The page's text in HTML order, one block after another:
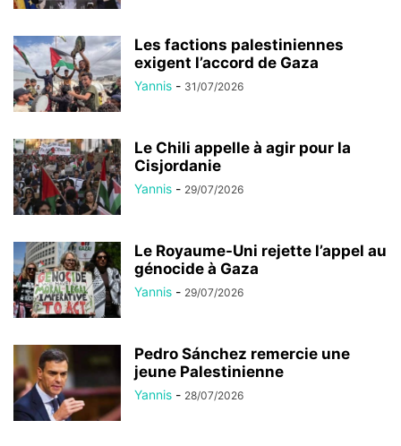
Les factions palestiniennes
exigent l’accord de Gaza
Yannis - 31/07/2026
Le Chili appelle à agir pour la
Cisjordanie
Yannis - 29/07/2026
Le Royaume-Uni rejette l’appel au
génocide à Gaza
Yannis - 29/07/2026
Pedro Sánchez remercie une
jeune Palestinienne
Yannis - 28/07/2026